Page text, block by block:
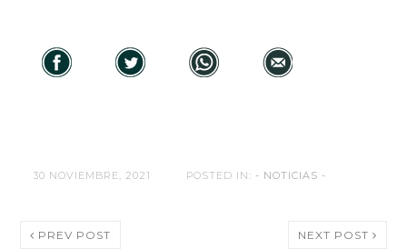
30 NOVIEMBRE, 2021 POSTED IN: - NOTICIAS -
PREV POST NEXT POST